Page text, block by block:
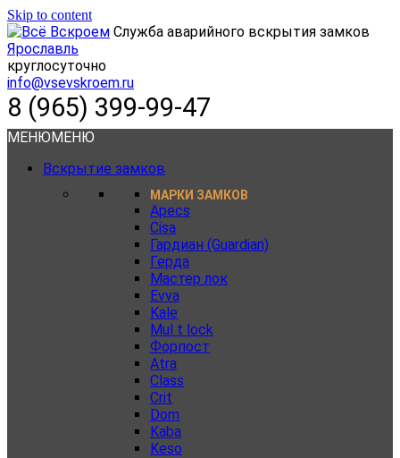
Skip to content
Служба аварийного вскрытия замков
Ярославль
круглосуточно
info@vsevskroem.ru
8 (965) 399-99-47
МЕНЮМЕНЮ
Вскрытие замков
МАРКИ ЗАМКОВ
Apecs
Cisa
Гардиан (Guardian)
Герда
Мастер лок
Evva
Kale
Mul t lock
Форпост
Atra
Class
Crit
Dom
Kaba
Keso